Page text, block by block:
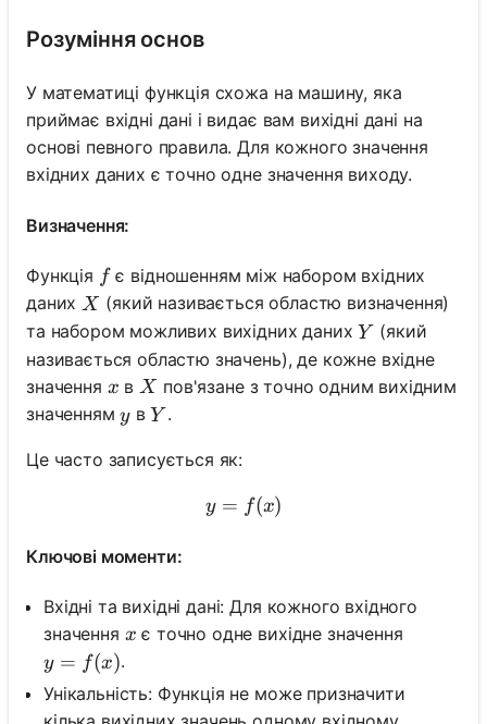
Розуміння основ
У математиці функція схожа на машину, яка
приймає вхідні дані і видає вам вихідні дані на
основі певного правила. Для кожного значення
вхідних даних є точно одне значення виходу.
Визначення:
Функція ffє відношенням між набором вхідних
даних X
X (який називається областю визначення)
та набором можливих вихідних данихY
Y (який
називається областю значень), де кожне вхідне
значення x
x в X
X пов'язане з точно одним вихідним
значеннямy
yвY
Y .
Це часто записується як:
y=f(x)
y = f(x)
Ключові моменти:
Вхідні та вихідні дані: Для кожного вхідного
значення x
x є точно одне вихідне значення
y=f(x)
y = f(x).
Унікальність: Функція не може призначити